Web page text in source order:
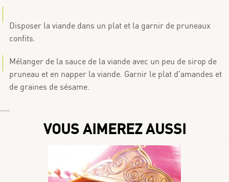
Disposer la viande dans un plat et la garnir de pruneaux
confits.
Mélanger de la sauce de la viande avec un peu de sirop de
pruneau et en napper la viande. Garnir le plat d'amandes et
de graines de sésame.
VOUS AIMEREZ AUSSI